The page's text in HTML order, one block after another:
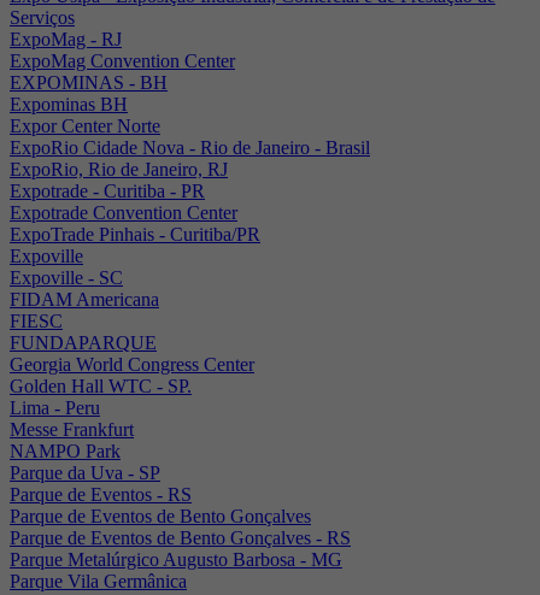
Serviços
ExpoMag - RJ
ExpoMag Convention Center
EXPOMINAS - BH
Expominas BH
Expor Center Norte
ExpoRio Cidade Nova - Rio de Janeiro - Brasil
ExpoRio, Rio de Janeiro, RJ
Expotrade - Curitiba - PR
Expotrade Convention Center
ExpoTrade Pinhais - Curitiba/PR
Expoville
Expoville - SC
FIDAM Americana
FIESC
FUNDAPARQUE
Georgia World Congress Center
Golden Hall WTC - SP.
Lima - Peru
Messe Frankfurt
NAMPO Park
Parque da Uva - SP
Parque de Eventos - RS
Parque de Eventos de Bento Gonçalves
Parque de Eventos de Bento Gonçalves - RS
Parque Metalúrgico Augusto Barbosa - MG
Parque Vila Germânica